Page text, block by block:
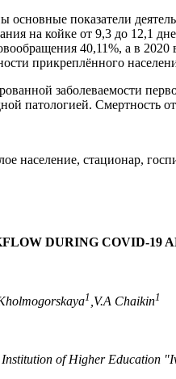
основные показатели
на койке от 9,3 до 12,1
40,11%, а в
прикреплённого
заболеваемости
патологией. Смертность
население, стационар,
DURING COVID-19
1 ,V.A Chaikin1
of Higher Education